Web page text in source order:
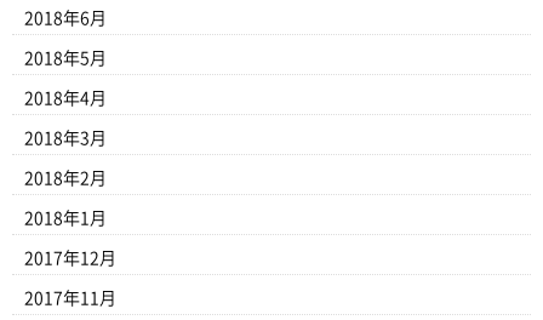
2018年6月
2018年5月
2018年4月
2018年3月
2018年2月
2018年1月
2017年12月
2017年11月